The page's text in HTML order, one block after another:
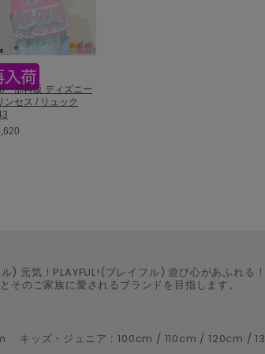
一部再販 ディズニー
ンセス / リュック
) 元気！PLAYFUL!(プレイフル) 遊び心があふれる！
そのご家族に愛されるブランドを目指します。
キッズ・ジュニア：100cm / 110cm / 120cm /